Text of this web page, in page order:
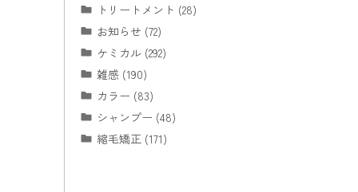
トリートメント (28)
お知らせ (72)
ケミカル (292)
雑感 (190)
カラー (83)
シャンプー (48)
縮毛矯正 (171)